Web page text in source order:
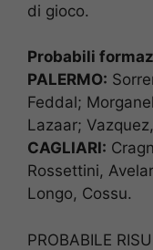
di gioco.
Probabili
PALERMO:
Feddal;
Lazaar;
CAGLIARI:
Rossettini,
Longo, Cossu.
PROBABILE